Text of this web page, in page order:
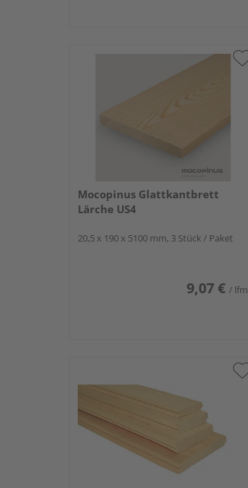
Mocopinus Glattkantbrett
Lärche US4
20,5 x 190 x 5100 mm, 3 Stück / Paket
9,07 € / lfm